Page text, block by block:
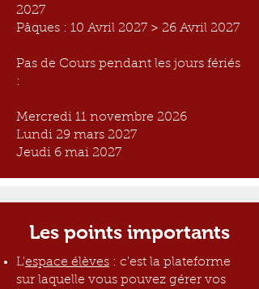
2027
Pâques : 10 Avril 2027 > 26 Avril 2027
Pas de Cours pendant les jours fériés
:
Mercredi 11 novembre 2026
Lundi 29 mars 2027
Jeudi 6 mai 2027
Les points importants
L'espace élèves : c'est la plateforme
sur laquelle vous pouvez gérer vos